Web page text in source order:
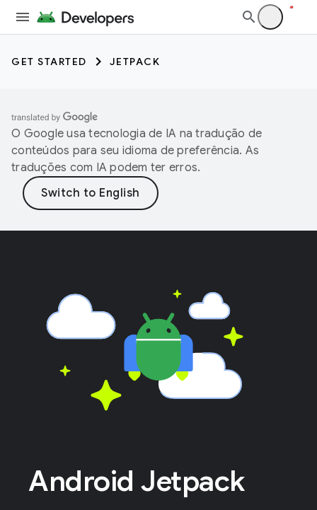
GET STARTED JETPACK
O Google usa tecnologia de IA na tradução de
conteúdos para seu idioma de preferência. As
traduções com IA podem ter erros.
Android Jetpack